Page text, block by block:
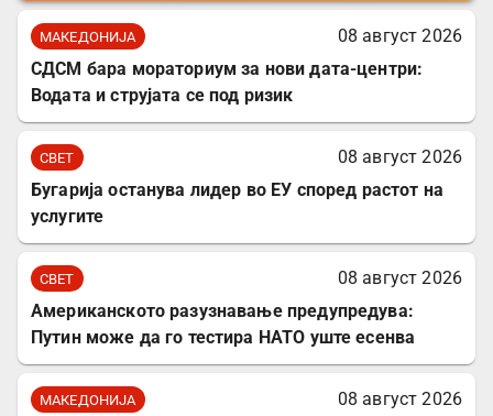
МАКЕДОНИЈА
08 август 2026
СДСМ бара мораториум за нови дата-центри:
Водата и струјата се под ризик
СВЕТ
08 август 2026
Бугарија останува лидер во ЕУ според растот на
услугите
СВЕТ
08 август 2026
Американското разузнавање предупредува:
Путин може да го тестира НАТО уште есенва
МАКЕДОНИЈА 08 август 2026